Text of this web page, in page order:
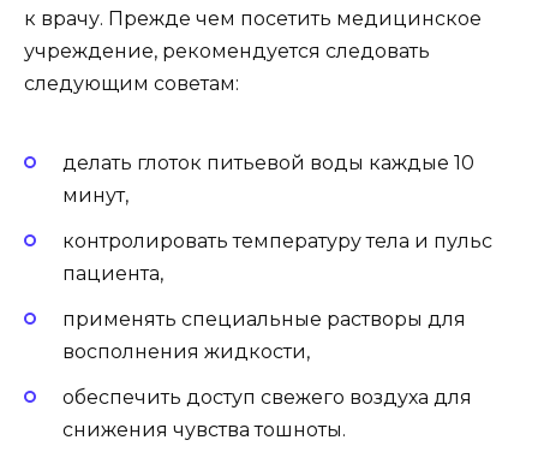
к врачу. Прежде чем посетить медицинское
учреждение, рекомендуется следовать
следующим советам:
делать глоток питьевой воды каждые 10
минут,
контролировать температуру тела и пульс
пациента,
применять специальные растворы для
восполнения жидкости,
обеспечить доступ свежего воздуха для
снижения чувства тошноты.